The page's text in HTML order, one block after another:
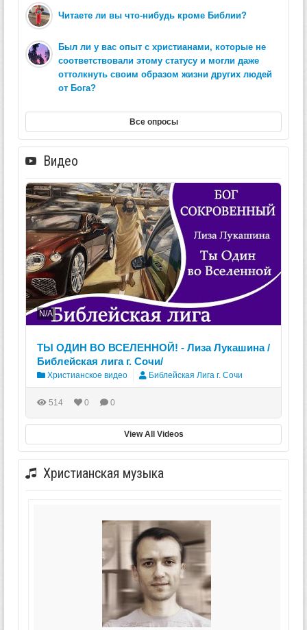
Читаете ли вы что-нибудь кроме Библии?
Был ли у вас опыт с христианами, которые не
соответствовали этому статусу и могли даже
оттолкнуть своим образом жизни других людей
от Бога?
Все опросы
Видео
N/A
ТЫ ОДИН ВО ВСЕЛЕННОЙ! - Лиза Лукашина /
Библейская лига г. Сочи/
Христианское видео Библейская Лига г. Сочи
514 0 0
View All Videos
Христианская музыка